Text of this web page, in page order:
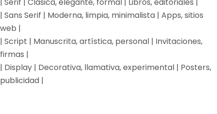
| Sans Serif | Moderna, limpia, minimalista | Apps, sitios
web |
| Script | Manuscrita, artística, personal | Invitaciones,
firmas |
| Display | Decorativa, llamativa, experimental | Posters,
publicidad |